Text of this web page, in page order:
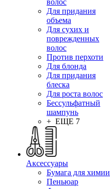
волос
Для придания
объема
Для сухих и
поврежденных
волос
Против перхоти
Для блонда
Для придания
блеска
Для роста волос
Бессульфатный
шампунь
+ ЕЩЕ 7
Аксессуары
Бумага для химии
Пеньюар